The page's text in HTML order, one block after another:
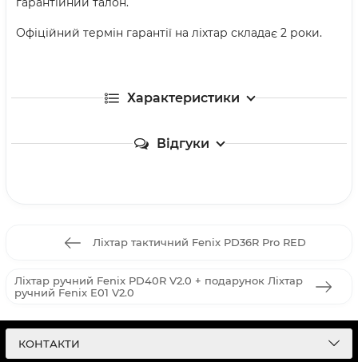
Офіційний термін гарантії на ліхтар складає 2 роки.
Характеристики
Відгуки
Ліхтар тактичний Fenix PD36R Pro RED
Ліхтар ручний Fenix PD40R V2.0 + подарунок Ліхтар
ручний Fenix E01 V2.0
КОНТАКТИ